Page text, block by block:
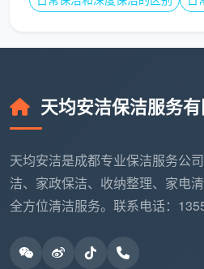
天均安洁保洁的日常保洁
在线问卷收集客户需求
特殊清洁需求标记
个性化方案制定
第二阶段：高效执行（现场
天均安洁保洁服务
天均安洁是成都专业保洁服务公
洁、家政保洁、收纳整理、家电
全方位清洁服务。联系电话：